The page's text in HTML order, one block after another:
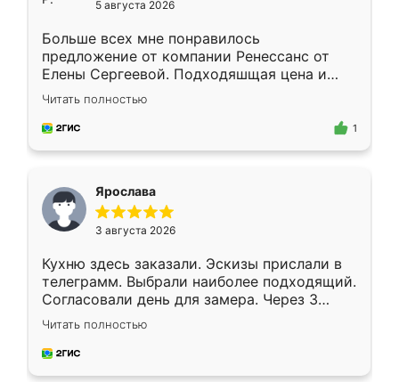
5 августа 2026
Больше всех мне понравилось
предложение от компании Ренессанс от
Елены Сергеевой. Подходяшщая цена и
короткие сроки изготовления. Приехавший
для замера сотрудник Владислав
предложил по моему эскизу самый
Читать полностью
1
Ярослава
3 августа 2026
Кухню здесь заказали. Эскизы прислали в
телеграмм. Выбрали наиболее подходящий.
Согласовали день для замера. Через 3
недели кухня была уже готова. Остались
довольны работой. Спасибо Ренессанс
мебель за качественную работу!
Читать полностью